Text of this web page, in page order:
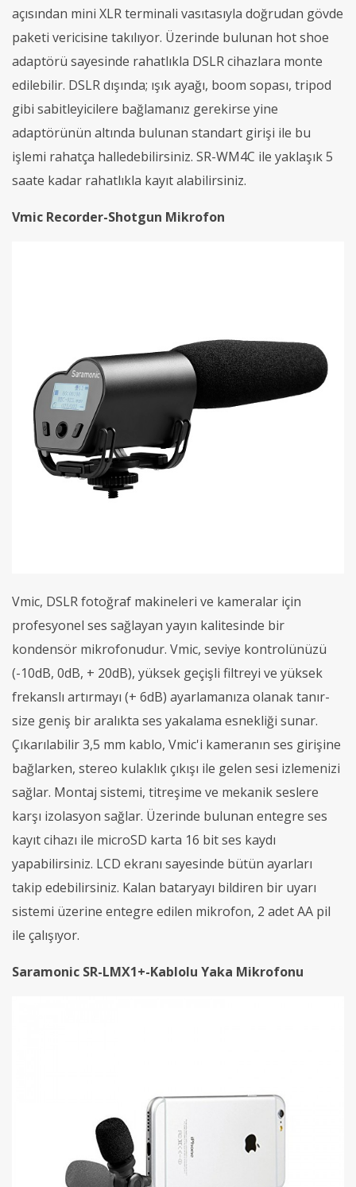
açısından mini XLR terminali vasıtasıyla doğrudan gövde
paketi vericisine takılıyor. Üzerinde bulunan hot shoe
adaptörü sayesinde rahatlıkla DSLR cihazlara monte
edilebilir. DSLR dışında; ışık ayağı, boom sopası, tripod
gibi sabitleyicilere bağlamanız gerekirse yine
adaptörünün altında bulunan standart girişi ile bu
işlemi rahatça halledebilirsiniz. SR-WM4C ile yaklaşık 5
saate kadar rahatlıkla kayıt alabilirsiniz.
Vmic Recorder-Shotgun Mikrofon
Vmic, DSLR fotoğraf makineleri ve kameralar için
profesyonel ses sağlayan yayın kalitesinde bir
kondensör mikrofonudur. Vmic, seviye kontrolünüzü
(-10dB, 0dB, + 20dB), yüksek geçişli filtreyi ve yüksek
frekanslı artırmayı (+ 6dB) ayarlamanıza olanak tanır-
size geniş bir aralıkta ses yakalama esnekliği sunar.
Çıkarılabilir 3,5 mm kablo, Vmic'i kameranın ses girişine
bağlarken, stereo kulaklık çıkışı ile gelen sesi izlemenizi
sağlar. Montaj sistemi, titreşime ve mekanik seslere
karşı izolasyon sağlar. Üzerinde bulunan entegre ses
kayıt cihazı ile microSD karta 16 bit ses kaydı
yapabilirsiniz. LCD ekranı sayesinde bütün ayarları
takip edebilirsiniz. Kalan bataryayı bildiren bir uyarı
sistemi üzerine entegre edilen mikrofon, 2 adet AA pil
ile çalışıyor.
Saramonic SR-LMX1+-Kablolu Yaka Mikrofonu